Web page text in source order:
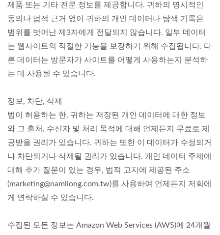
제품 또는 기타 전문 정보를 제공합니다. 귀하의 명시적인
동의나 법적 근거 없이 귀하의 개인 데이터나 탐색 기록은
범위를 벗어난 제3자에게 전달되지 않습니다. 일부 데이터
는 웹사이트의 적절한 기능을 보장하기 위해 수집됩니다. 다
른 데이터는 방문자가 사이트를 어떻게 사용하는지 분석하
는 데 사용될 수 있습니다.
정보, 차단, 삭제
법이 허용하는 한, 귀하는 저장된 개인 데이터에 대한 정보
와 그 출처, 수신자 및 처리 목적에 대해 언제든지 무료로 제
공받을 권리가 있습니다. 귀하는 또한 이 데이터가 수정되거
나 차단되거나 삭제될 권리가 있습니다. 개인 데이터 주제에
대해 추가 질문이 있는 경우, 법적 고지에 제공된 주소
(marketing@namliong.com.tw)를 사용하여 언제든지 저희에
게 연락하실 수 있습니다.
수집된 모든 정보는 Amazon Web Services (AWS)에 24개월